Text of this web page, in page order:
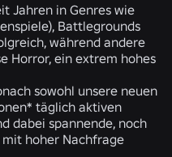
Jahren in Genres wie
Battlegrounds
während andere
Horror, ein extrem hohes
sowohl unsere neuen
täglich aktiven
dabei spannende, noch
mit hoher Nachfrage